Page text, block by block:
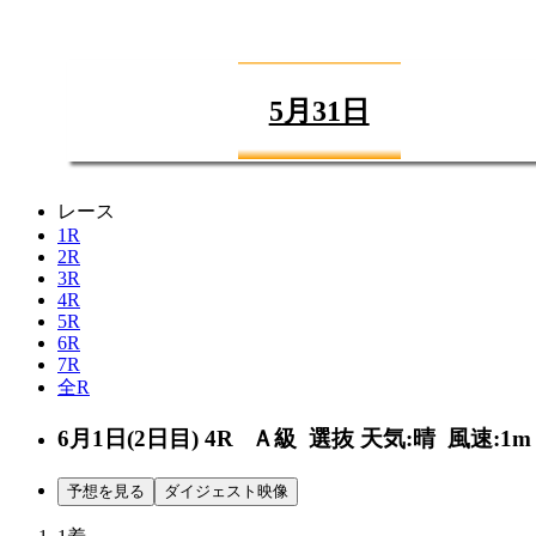
5月31日
レース
1R
2R
3R
4R
5R
6R
7R
全R
6月1日(2日目) 4R Ａ級 選抜 天気:晴 風速:1m
予想を見る ダイジェスト映像